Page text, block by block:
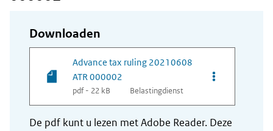
Downloaden
Advance tax ruling 20210608
ATR 000002
pdf - 22 kB Belastingdienst
Opties van
De pdf kunt u lezen met Adobe Reader. Deze